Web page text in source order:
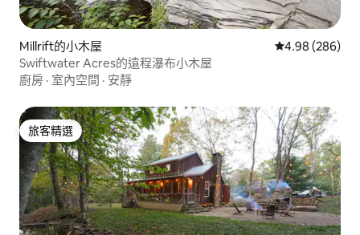
Millrift的小木屋 從 286 則評價
4.98 (286)
Swiftwater Acres的遠程瀑布小木屋
廚房 · 室內空間 · 安靜
旅客精選
旅客精選